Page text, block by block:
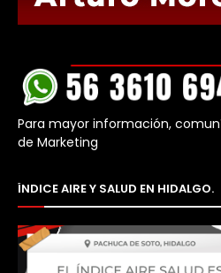
Para mayor información,
de Marketing
ÍNDICE AIRE Y SALUD EN HIDALGO.